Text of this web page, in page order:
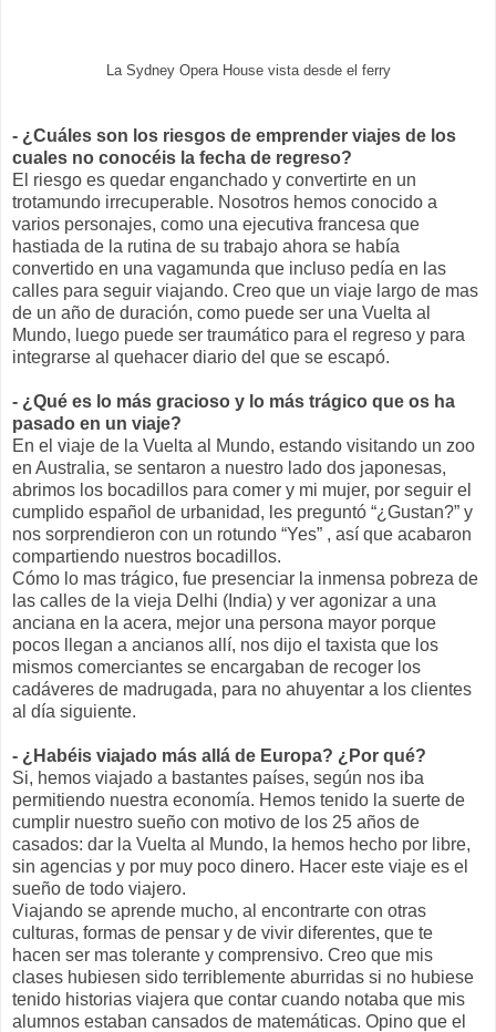
La Sydney Opera House vista desde el ferry
- ¿Cuáles son los riesgos de emprender viajes de los
cuales no conocéis la fecha de regreso?
El riesgo es quedar enganchado y convertirte en un
trotamundo irrecuperable. Nosotros hemos conocido a
varios personajes, como una ejecutiva francesa que
hastiada de la rutina de su trabajo ahora se había
convertido en una vagamunda que incluso pedía en las
calles para seguir viajando. Creo que un viaje largo de mas
de un año de duración, como puede ser una Vuelta al
Mundo, luego puede ser traumático para el regreso y para
integrarse al quehacer diario del que se escapó.
- ¿Qué es lo más gracioso y lo más trágico que os ha
pasado en un viaje?
En el viaje de la Vuelta al Mundo, estando visitando un zoo
en Australia, se sentaron a nuestro lado dos japonesas,
abrimos los bocadillos para comer y mi mujer, por seguir el
cumplido español de urbanidad, les preguntó “¿Gustan?” y
nos sorprendieron con un rotundo “Yes” , así que acabaron
compartiendo nuestros bocadillos.
Cómo lo mas trágico, fue presenciar la inmensa pobreza de
las calles de la vieja Delhi (India) y ver agonizar a una
anciana en la acera, mejor una persona mayor porque
pocos llegan a ancianos allí, nos dijo el taxista que los
mismos comerciantes se encargaban de recoger los
cadáveres de madrugada, para no ahuyentar a los clientes
al día siguiente.
- ¿Habéis viajado más allá de Europa? ¿Por qué?
Si, hemos viajado a bastantes países, según nos iba
permitiendo nuestra economía. Hemos tenido la suerte de
cumplir nuestro sueño con motivo de los 25 años de
casados: dar la Vuelta al Mundo, la hemos hecho por libre,
sin agencias y por muy poco dinero. Hacer este viaje es el
sueño de todo viajero.
Viajando se aprende mucho, al encontrarte con otras
culturas, formas de pensar y de vivir diferentes, que te
hacen ser mas tolerante y comprensivo. Creo que mis
clases hubiesen sido terriblemente aburridas si no hubiese
tenido historias viajera que contar cuando notaba que mis
alumnos estaban cansados de matemáticas. Opino que el